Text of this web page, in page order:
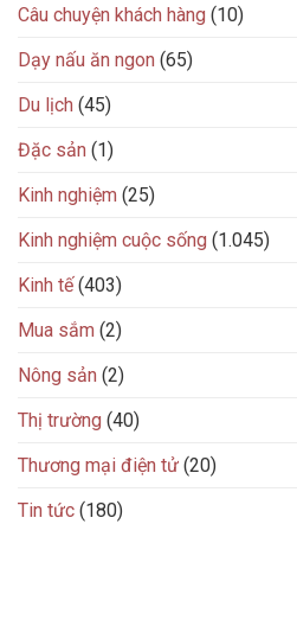
Câu chuyện khách hàng (10)
Dạy nấu ăn ngon (65)
Du lịch (45)
Đặc sản (1)
Kinh nghiệm (25)
Kinh nghiệm cuộc sống (1.045)
Kinh tế(403)
Mua sắm (2)
Nông sản (2)
Thị trường (40)
Thương mại điện tử (20)
Tin tức (180)